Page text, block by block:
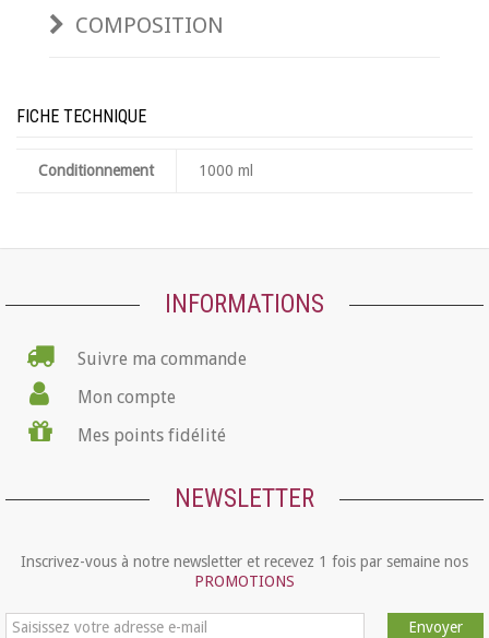
COMPOSITION
FICHE TECHNIQUE
Conditionnement 1000 ml
INFORMATIONS
Suivre ma commande
Mon compte
Mes points fidélité
NEWSLETTER
Inscrivez-vous à notre newsletter et recevez 1 fois par semaine nos
PROMOTIONS
Envoyer